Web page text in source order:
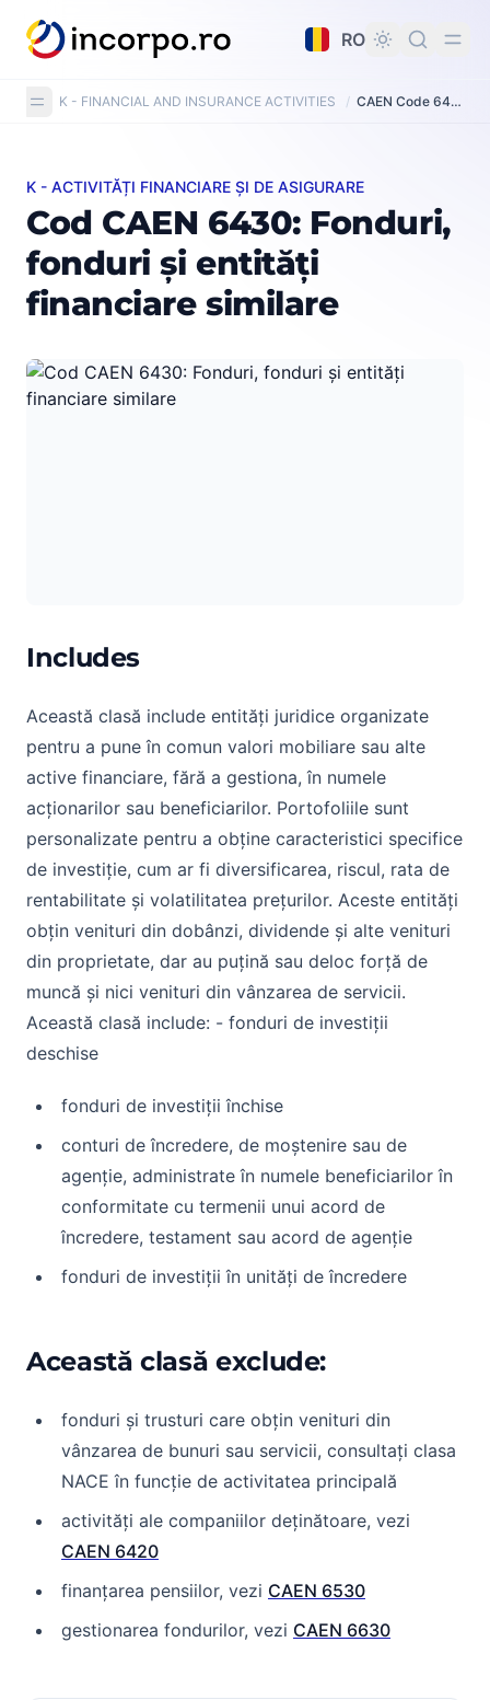
principal
RO
K - FINANCIAL AND INSURANCE ACTIVITIES / CAEN Code 6430: Trusts, funds and similar financial entities
Cod CAEN 6430: Fonduri, fonduri și entități financiare
K - ACTIVITĂȚI FINANCIARE ȘI DE ASIGURARE
Cod CAEN 6430: Fonduri,
fonduri și entități
financiare similare
Includes
Această clasă include entități juridice organizate
pentru a pune în comun valori mobiliare sau alte
active financiare, fără a gestiona, în numele
acționarilor sau beneficiarilor. Portofoliile sunt
personalizate pentru a obține caracteristici specifice
de investiție, cum ar fi diversificarea, riscul, rata de
rentabilitate și volatilitatea prețurilor. Aceste entități
obțin venituri din dobânzi, dividende și alte venituri
din proprietate, dar au puțină sau deloc forță de
muncă și nici venituri din vânzarea de servicii.
Această clasă include: - fonduri de investiții
deschise
fonduri de investiții închise
conturi de încredere, de moștenire sau de
agenție, administrate în numele beneficiarilor în
conformitate cu termenii unui acord de
încredere, testament sau acord de agenție
fonduri de investiții în unități de încredere
Această clasă exclude:
fonduri și trusturi care obțin venituri din
vânzarea de bunuri sau servicii, consultați clasa
NACE în funcție de activitatea principală
activități ale companiilor deținătoare, vezi
CAEN 6420
finanțarea pensiilor, vezi CAEN 6530
gestionarea fondurilor, vezi CAEN 6630